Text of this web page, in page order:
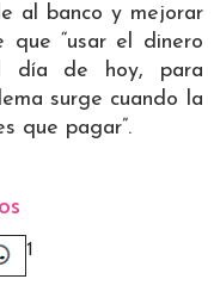
al banco y mejorar
que “usar el dinero
día de hoy, para
surge cuando la
que pagar”.
1